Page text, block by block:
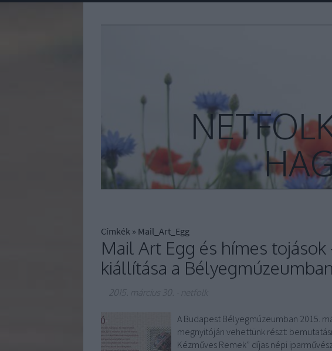
Címkék » Mail_Art_Egg
Mail Art Egg és hímes tojások
kiállítása a
2015. március 30. netfolk
A Budapest Bélyegmúzeumban 2015.
megnyitóján vehettünk részt:
Kézműves Remek” díjas népi